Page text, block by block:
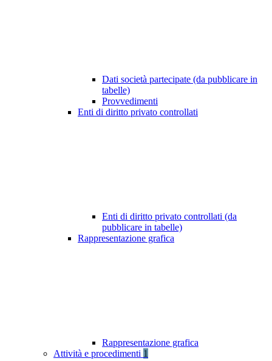
Dati società partecipate (da pubblicare in
tabelle)
Provvedimenti
Enti di diritto privato controllati
Enti di diritto privato controllati (da
pubblicare in tabelle)
Rappresentazione grafica
Rappresentazione grafica
Attività e procedimenti 1